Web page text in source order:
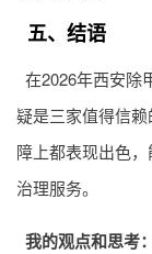
五、结语
在2026年西安除
疑是三家值得信
障上都表现出色
治理服务。
我的观点和思考：